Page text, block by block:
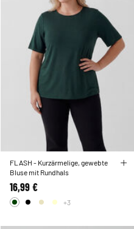
FLASH - Kurzärmelige, gewebte
Bluse mit Rundhals
16,99 €
+3